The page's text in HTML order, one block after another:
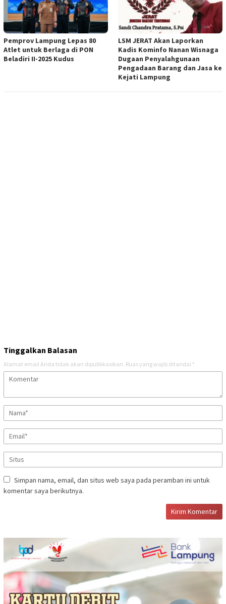
Pemprov Lampung Lepas 80
Atlet untuk Berlaga di PON
Beladiri II-2025 Kudus
LSM JERAT Akan Laporkan
Kadis Kominfo Nanan Wisnaga
Dugaan Penyalahgunaan
Pengadaan Barang dan Jasa ke
Kejati Lampung
Tinggalkan Balasan
Alamat email Anda tidak akan dipublikasikan. Ruas yang wajib ditandai *
Simpan nama, email, dan situs web saya pada peramban ini untuk
komentar saya berikutnya.